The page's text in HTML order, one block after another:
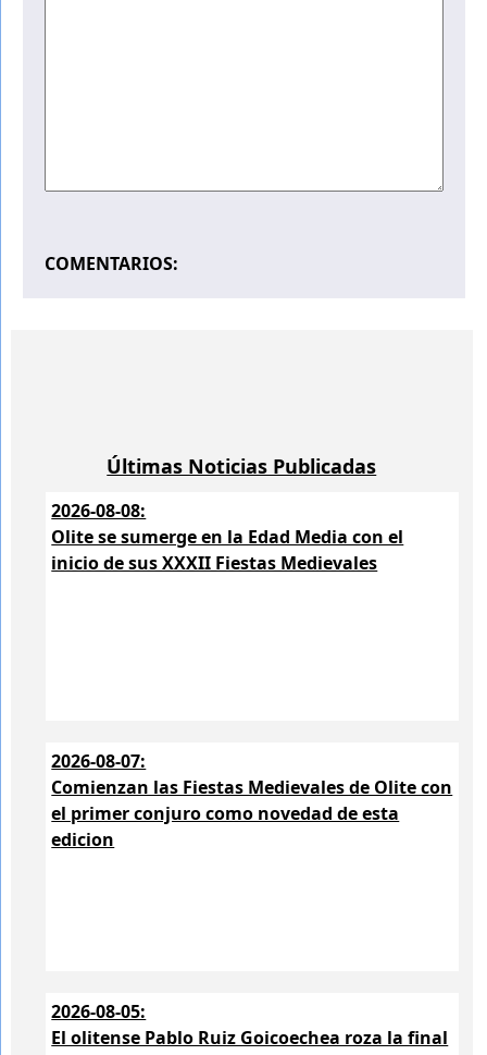
COMENTARIOS:
Últimas Noticias Publicadas
2026-08-08:
Olite se sumerge en la Edad Media con el
inicio de sus XXXII Fiestas Medievales
2026-08-07:
Comienzan las Fiestas Medievales de Olite con
el primer conjuro como novedad de esta
edicion
2026-08-05:
El olitense Pablo Ruiz Goicoechea roza la final